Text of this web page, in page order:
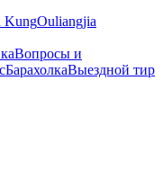
KungOuliangjia
Вопросы и
БарахолкаВыездной тир